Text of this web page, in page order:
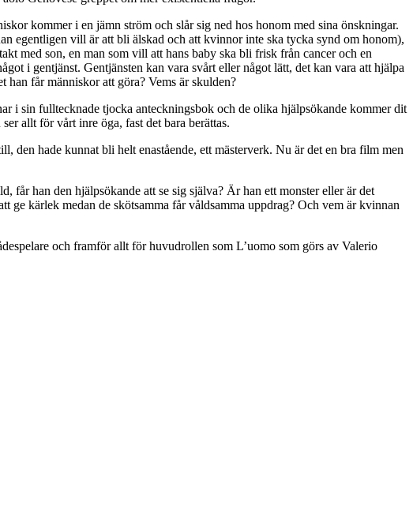
kommer i en jämn ström och slår sig ned hos honom med sina önskningar.
egentligen vill är att bli älskad och att kvinnor inte ska tycka synd om honom),
med son, en man som vill att hans baby ska bli frisk från cancer och en
i gentjänst. Gentjänsten kan vara svårt eller något lätt, det kan vara att hjälpa
han får människor att göra? Vems är skulden?
i sin fulltecknade tjocka anteckningsbok och de olika hjälpsökande kommer dit
allt för vårt inre öga, fast det bara berättas.
den hade kunnat bli helt enastående, ett mästerverk. Nu är det en bra film men
får han den hjälpsökande att se sig själva? Är han ett monster eller är det
ge kärlek medan de skötsamma får våldsamma uppdrag? Och vem är kvinnan
och framför allt för huvudrollen som L’uomo som görs av Valerio